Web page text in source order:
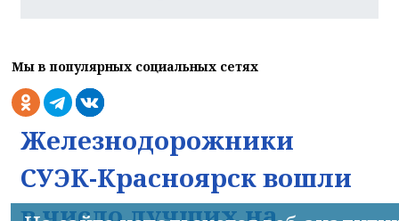
Мы в популярных социальных сетях
Железнодорожники
СУЭК-Красноярск вошли